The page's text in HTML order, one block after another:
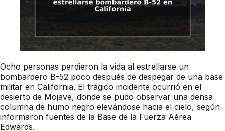
Ocho personas perdieron la vida al estrellarse un
bombardero B-52 poco después de despegar de una base
militar en California. El trágico incidente ocurrió en el
desierto de Mojave, donde se pudo observar una densa
columna de humo negro elevándose hacia el cielo, según
informaron fuentes de la Base de la Fuerza Aérea
Edwards.